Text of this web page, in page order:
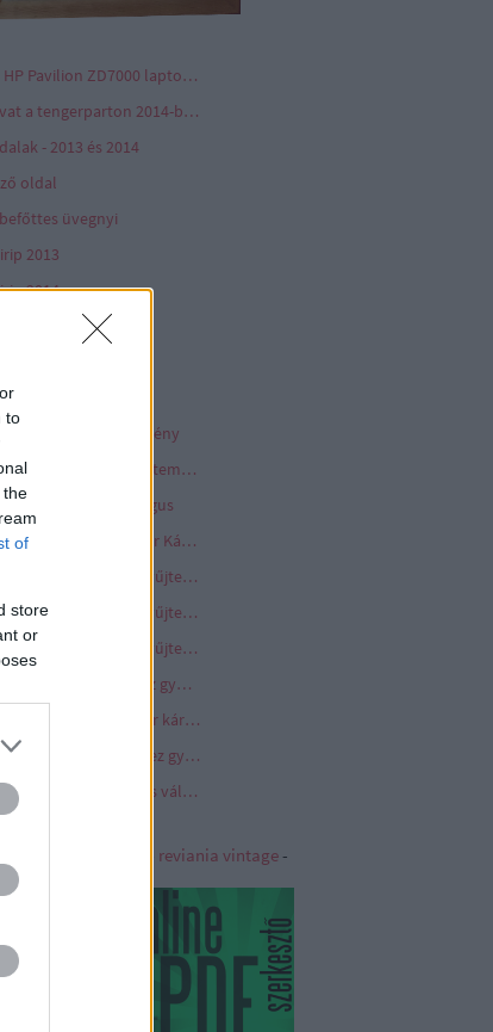
to
the
of
store
or
Ami egy HP Pavilion ZD7000 laptopból megmaradt az utókornak
Bikini divat a tengerparton 2014-ben
- 2013 és 2014
oldal
üvegnyi
2013
2014
- képek 2012
hanglemez gyűjtemény
Komolyzenei hanglemez gyűjtemény
dokumentum katalógus
Kormányrendelet - a Quaestor Károsultak Kárrendezési Alapjához a kárrendezés iránti kérelem kormányablakon keresztül történő benyújtásáról
Long Play vinyl hanglemez gyűjtemény
Long Play vinyl hanglemez gyűjtemény 2. oldal
Long Play vinyl hanglemez gyűjtemény 3. oldal
Medium Play vinyl hanglemez gyűjtemény
Quaestor törvény - a Quaestor károsultak kárrendezését biztosító követeléskezelő alap létrehozásáról
Standard Play vinyl hanglemez gyűjtemény
Villanymotor - egyenáramú és váltóáramú villanymotorok a cipős dobozban
reviania vintage -